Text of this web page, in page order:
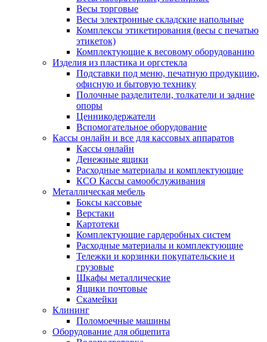
Весы торговые
Весы электронные складские напольные
Комплексы этикетирования (весы с печатью
этикеток)
Комплектующие к весовому оборудованию
Изделия из пластика и оргстекла
Подставки под меню, печатную продукцию,
офисную и бытовую технику
Полочные разделители, толкатели и задние
опоры
Ценникодержатели
Вспомогательное оборудование
Кассы онлайн и все для кассовых аппаратов
Кассы онлайн
Денежные ящики
Расходные материалы и комплектующие
КСО Кассы самообслуживания
Металлическая мебель
Боксы кассовые
Верстаки
Картотеки
Комплектующие гардеробных систем
Расходные материалы и комплектующие
Тележки и корзинки покупательские и
грузовые
Шкафы металлические
Ящики почтовые
Скамейки
Клининг
Поломоечные машины
Оборудование для общепита